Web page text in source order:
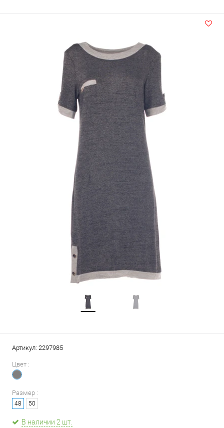
Артикул: 2297985
Цвет :
Размер :
48 50
В наличии 2 шт.